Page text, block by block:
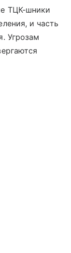
ТЦК-шники
и часть
Угрозам